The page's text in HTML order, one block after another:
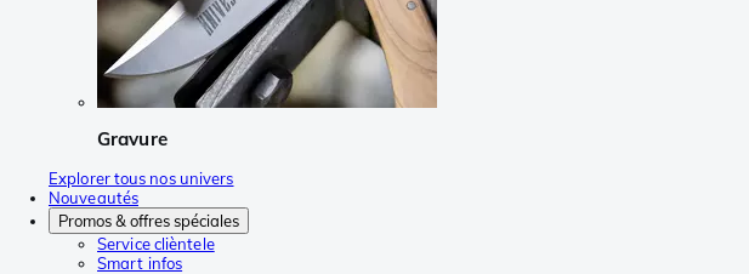
Gravure
Explorer tous nos univers
Nouveautés
Promos & offres spéciales
Service clièntele
Smart infos